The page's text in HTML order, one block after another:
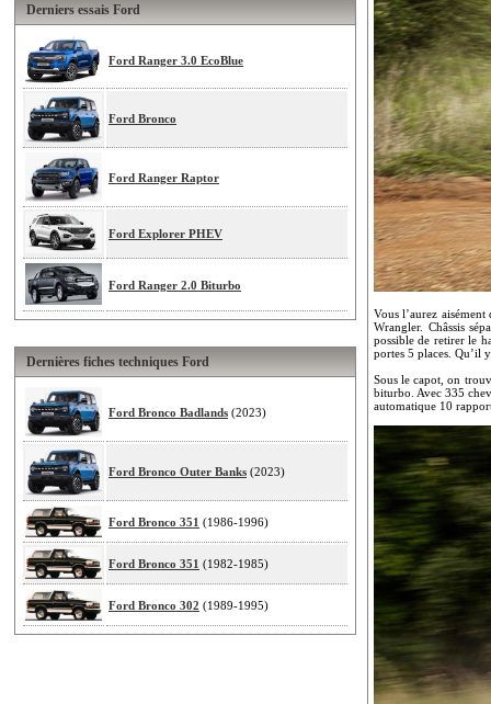
Derniers essais Ford
Ford Ranger 3.0 EcoBlue
Ford Bronco
Ford Ranger Raptor
Ford Explorer PHEV
Ford Ranger 2.0 Biturbo
Dernières fiches techniques Ford
Ford Bronco Badlands (2023)
Ford Bronco Outer Banks (2023)
Ford Bronco 351 (1986-1996)
Ford Bronco 351 (1982-1985)
Ford Bronco 302 (1989-1995)
Vous l’aurez
Wrangler. Châssis
possible de retirer le
portes 5 places. Qu’il
Sous le capot, on
biturbo. Avec 335
automatique 10